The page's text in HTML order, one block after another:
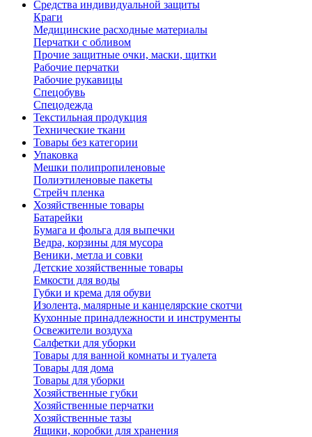
Средства индивидуальной защиты
Краги
Медицинские расходные материалы
Перчатки с обливом
Прочие защитные очки, маски, щитки
Рабочие перчатки
Рабочие рукавицы
Спецобувь
Спецодежда
Текстильная продукция
Технические ткани
Товары без категории
Упаковка
Мешки полипропиленовые
Полиэтиленовые пакеты
Стрейч пленка
Хозяйственные товары
Батарейки
Бумага и фольга для выпечки
Ведра, корзины для мусора
Веники, метла и совки
Детские хозяйственные товары
Емкости для воды
Губки и крема для обуви
Изолента, малярные и канцелярские скотчи
Кухонные принадлежности и инструменты
Освежители воздуха
Салфетки для уборки
Товары для ванной комнаты и туалета
Товары для дома
Товары для уборки
Хозяйственные губки
Хозяйственные перчатки
Хозяйственные тазы
Ящики, коробки для хранения